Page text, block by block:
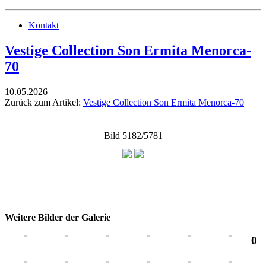
Kontakt
Vestige Collection Son Ermita Menorca-
70
10.05.2026
Zurück zum Artikel: Vestige Collection Son Ermita Menorca-70
Bild 5182/5781
Weitere Bilder der Galerie
0